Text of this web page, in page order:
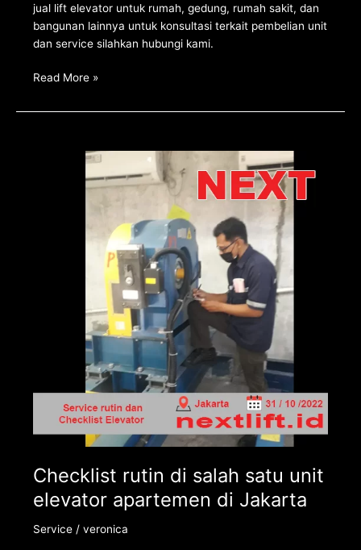
jual lift elevator untuk rumah, gedung, rumah sakit, dan
bangunan lainnya untuk konsultasi terkait pembelian unit
dan service silahkan hubungi kami.
Read More »
Checklist rutin di salah satu unit
elevator apartemen di Jakarta
Service/ veronica